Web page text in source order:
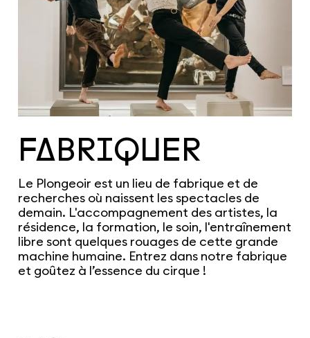
FABRIQUER
Le Plongeoir est un lieu de fabrique et de
recherches où naissent les spectacles de
demain. L'accompagnement des artistes, la
résidence, la formation, le soin, l'entraînement
libre sont quelques rouages de cette grande
machine humaine. Entrez dans notre fabrique
et goûtez à l’essence du cirque !